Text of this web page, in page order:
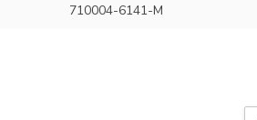
710004-6141-M